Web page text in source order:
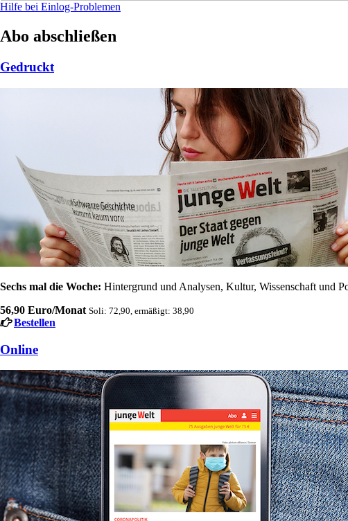
Hilfe bei Einlog-Problemen
Abo abschließen
Gedruckt
Sechs mal die Woche: Hintergrund und Analysen, Kultur, Wissenschaft und
56,90 Euro/Monat Soli: 72,90, ermäßigt: 38,90
Bestellen
Online